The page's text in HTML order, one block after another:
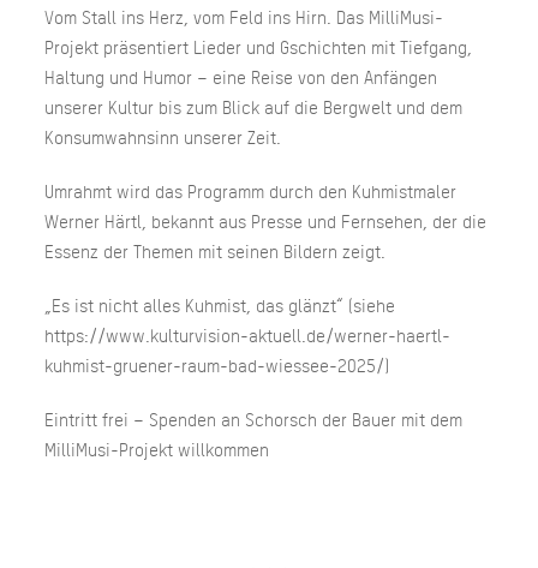
Vom Stall ins Herz, vom Feld ins Hirn. Das MilliMusi-
Projekt präsentiert Lieder und Gschichten mit Tiefgang,
Haltung und Humor – eine Reise von den Anfängen
unserer Kultur bis zum Blick auf die Bergwelt und dem
Konsumwahnsinn unserer Zeit.
Umrahmt wird das Programm durch den Kuhmistmaler
Werner Härtl, bekannt aus Presse und Fernsehen, der die
Essenz der Themen mit seinen Bildern zeigt.
„Es ist nicht alles Kuhmist, das glänzt“ (siehe
https://www.kulturvision-aktuell.de/werner-haertl-
kuhmist-gruener-raum-bad-wiessee-2025/)
Eintritt frei – Spenden an Schorsch der Bauer mit dem
MilliMusi-Projekt willkommen